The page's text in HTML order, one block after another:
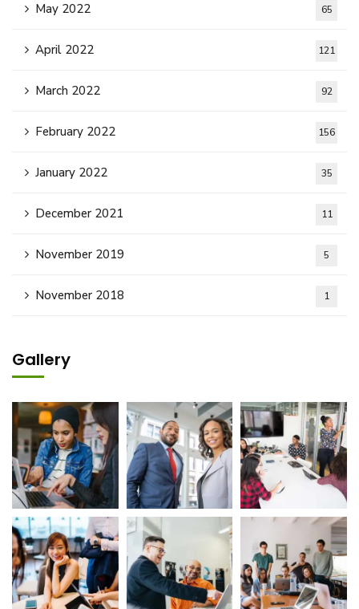
May 2022 65
April 2022 121
March 2022 92
February 2022 156
January 2022 35
December 2021 11
November 2019 5
November 2018 1
Gallery